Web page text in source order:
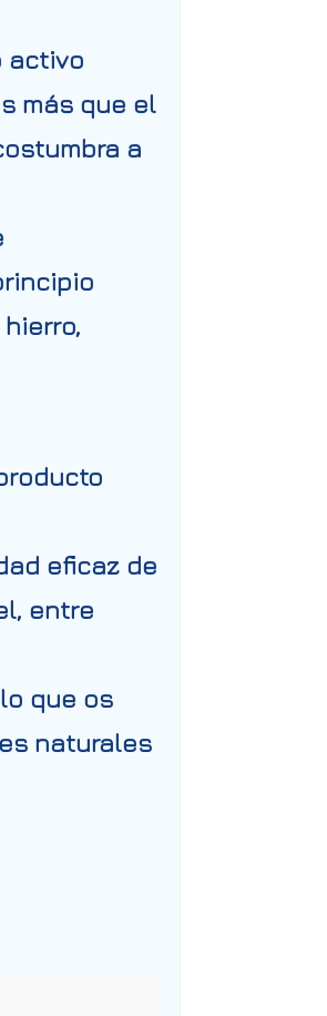
activo
más que el
a
eficaz de
entre
que os
naturales